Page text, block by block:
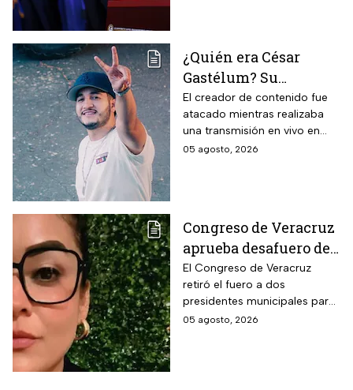
¿Quién era César
Gastélum? Su
asesinato revive la
violencia contra
influencers en
Sinaloa y la lista de
El creador de contenido fue
atacado mientras realizaba
una transmisión en vivo en
Culiacán. Su caso vuelve a
05 agosto, 2026
Congreso de Veracruz
aprueba desafuero de
alcalde ligado al caso
de la periodista
Roxana Guzmán
El Congreso de Veracruz
retiró el fuero a dos
presidentes municipales para
que continúen las
05 agosto, 2026